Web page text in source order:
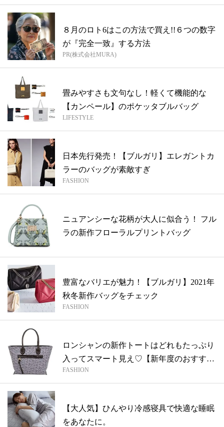
８月のロト6はこの方法で買え!!６つの数字
が『完全一致』する方法
PR(株式会社MURA)
畳みやすさも文句なし！軽くて機能的な
【カンペール】のポケッタブルバッグ
LIFESTYLE
日本先行発売！【ブルガリ】エレガントカ
ラーのバッグが素敵すぎ
FASHION
ニュアンシーな花柄が大人に似合う！ フル
ラの新作フローラルプリントバッグ
豊富なバリエが魅力！【ブルガリ】2021年
秋冬新作バッグをチェック
FASHION
ロンシャンの新作トートはどれもたっぷり
入ってスマート見え♡【新年度のおすすめ
バッ...
FASHION
【大人気】ひんやり冷感寝具で快適な睡眠
をあなたに。